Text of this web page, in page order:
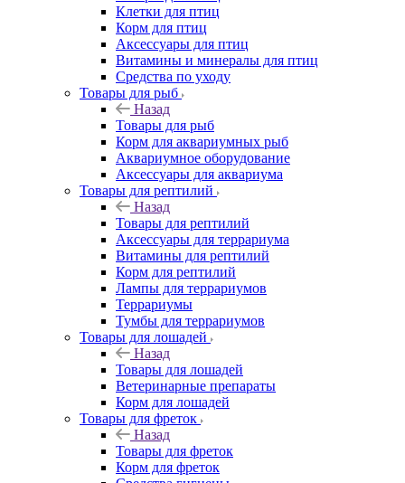
Клетки для птиц
Корм для птиц
Аксессуары для птиц
Витамины и минералы для птиц
Средства по уходу
Товары для рыб
Назад
Товары для рыб
Корм для аквариумных рыб
Аквариумное оборудование
Аксессуары для аквариума
Товары для рептилий
Назад
Товары для рептилий
Аксессуары для террариума
Витамины для рептилий
Корм для рептилий
Лампы для террариумов
Террариумы
Тумбы для террариумов
Товары для лошадей
Назад
Товары для лошадей
Ветеринарные препараты
Корм для лошадей
Товары для фреток
Назад
Товары для фреток
Корм для фреток